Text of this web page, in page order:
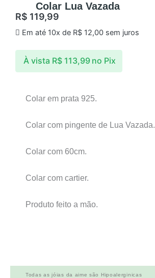
Colar Lua Vazada
R$ 119,99
Em até 10x de R$12,00sem juros
À vista R$113,99 no Pix
Colar em prata 925.
Colar com pingente de Lua Vazada.
Colar com 60cm.
Colar com cartier.
Produto feito a mão.
Todas as jóias da aime são Hipoalerginicas